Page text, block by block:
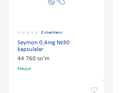
0 sharhlarni
Seymon 0,4mg №30
kapsulalar
44 760 so'm
Mavjud